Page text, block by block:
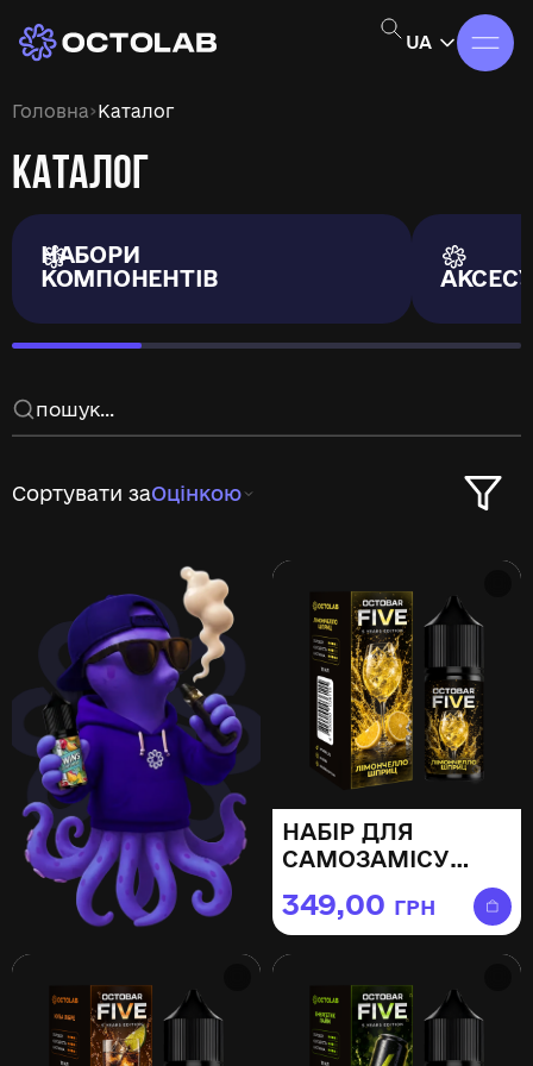
UA
Головна›Каталог
КАТАЛОГ
НАБОРИ
КОМПОНЕНТІВ
Сортувати заОцінкою
НАБІР ДЛЯ
САМОЗАМІСУ
ЛІМОНЧЕЛЛО
ШПРИЦ — 30МЛ
349,00 ГРН